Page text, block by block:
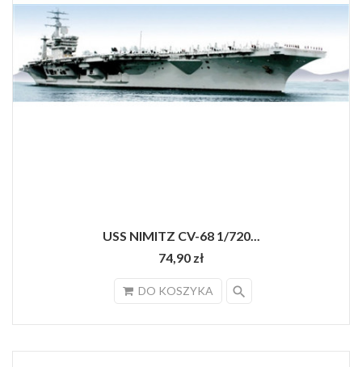
USS NIMITZ CV-68 1/720...
74,90 zł
DO KOSZYKA search